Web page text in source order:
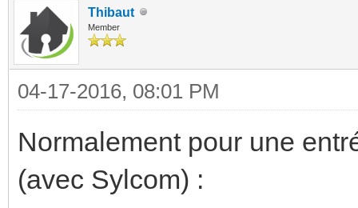
Thibaut
Member
04-17-2016, 08:01 PM
Normalement pour une
(avec Sylcom) :